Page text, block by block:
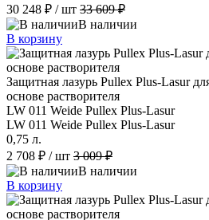
30 248 ₽ / шт 33 609 ₽
В наличии
В корзину
Защитная лазурь Pullex Plus-Lasur
основе растворителя
LW 011 Weide Pullex Plus-Lasur
LW 011 Weide Pullex Plus-Lasur
0,75 л.
2 708 ₽ / шт 3 009 ₽
В наличии
В корзину